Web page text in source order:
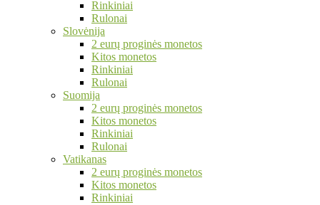
Rinkiniai
Rulonai
Slovėnija
2 eurų proginės monetos
Kitos monetos
Rinkiniai
Rulonai
Suomija
2 eurų proginės monetos
Kitos monetos
Rinkiniai
Rulonai
Vatikanas
2 eurų proginės monetos
Kitos monetos
Rinkiniai